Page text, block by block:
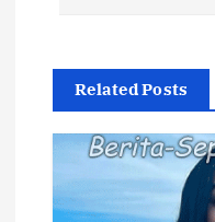
s
Related Posts